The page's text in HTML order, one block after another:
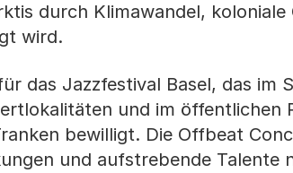
durch Klimawandel,
wird.
das Jazzfestival Basel, das im
und im öffentlichen
bewilligt. Die Offbeat
und aufstrebende Talente